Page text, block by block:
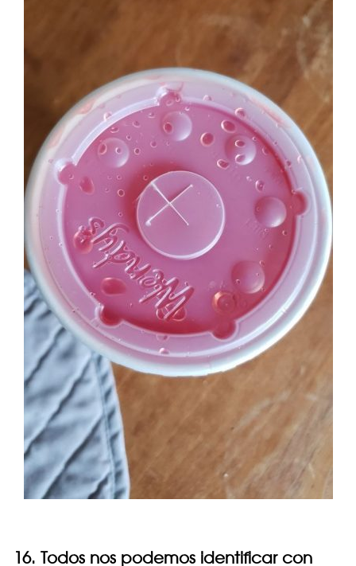
16. Todos nos podemos identificar con